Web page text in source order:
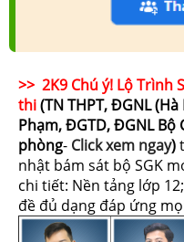
>> 2K9 Chú ý! Lộ Trình
thi(TN THPT, ĐGNL
Phạm, ĐGTD, ĐGNL Bộ
phòng- Click xem ngay)
nhật bám sát bộ SGK
chi tiết: Nền tảng lớp
đề đủ dạng đáp ứng